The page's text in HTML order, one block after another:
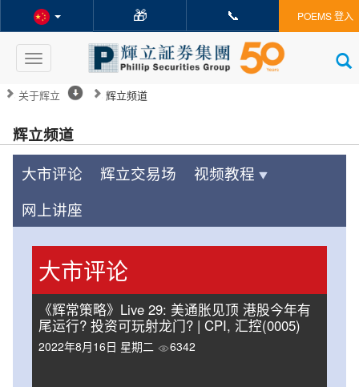
🎁 📞 POEMS 登入
Toggle
navigation
关于辉立 辉立频道
辉立频道
大市评论 辉立交易场
视频教程
网上讲座
大市评论
《辉常策略》Live 29: 美通胀见顶 港股今年有
尾运行? 投资可玩射龙门? | CPI, 汇控(0005)
2022年8月16日 星期二 6342